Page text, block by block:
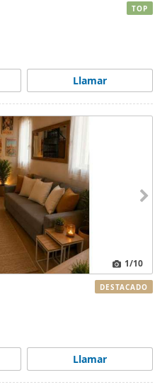
Llamar
TOP
1/10
Llamar
DESTACADO